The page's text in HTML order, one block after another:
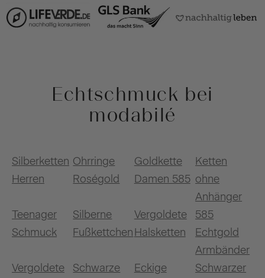
Echtschmuck bei
modabilé
Silberketten
Herren
Ohrringe
Roségold
Goldkette
Damen 585
Ketten
ohne
Anhänger
Teenager
Schmuck
Silberne
Fußkettchen
Vergoldete
Halsketten
585
Echtgold
Armbänder
Vergoldete
Schwarze
Eckige
Schwarzer